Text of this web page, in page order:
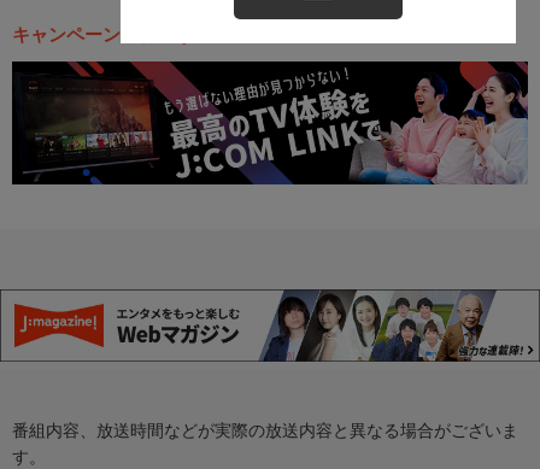
キャンペーン・お得な情報
番組内容、放送時間などが実際の放送内容と異なる場合がございま
す。